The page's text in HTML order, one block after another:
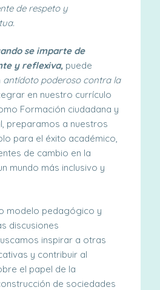
de respeto y
se imparte de
y reflexiva, puede
antídoto poderoso contra la
en nuestro currículo
Formación ciudadana y
preparamos a nuestros
para el éxito académico,
de cambio en la
mundo más inclusivo y
modelo pedagógico y
discusiones
inspirar a otras
y contribuir al
el papel de la
de sociedades